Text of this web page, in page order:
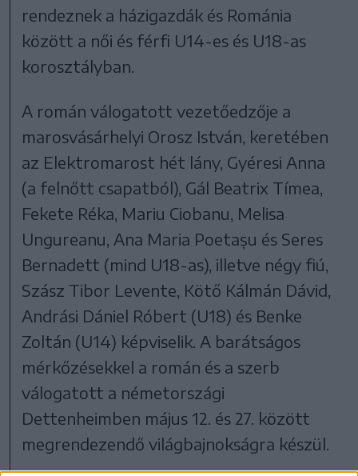
rendeznek a házigazdák és Románia
között a női és férfi U14-es és U18-as
korosztályban.
A román válogatott vezetőedzője a
marosvásárhelyi Orosz István, keretében
az Elektromarost hét lány, Gyéresi Anna
(a felnőtt csapatból), Gál Beatrix Tímea,
Fekete Réka, Mariu Ciobanu, Melisa
Ungureanu, Ana Maria Poetașu és Seres
Bernadett (mind U18-as), illetve négy fiú,
Szász Tibor Levente, Kötő Kálmán Dávid,
Andrási Dániel Róbert (U18) és Benke
Zoltán (U14) képviselik. A barátságos
mérkőzésekkel a román és a szerb
válogatott a németországi
Dettenheimben május 12. és 27. között
megrendezendő világbajnokságra készül.